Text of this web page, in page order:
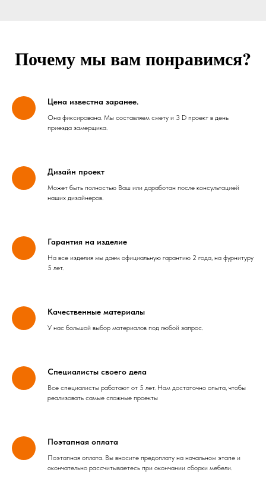
Почему мы вам понравимся?
Цена известна заранее.
Она фиксирована. Мы составляем смету и 3 D проект в день
приезда замерщика.
Дизайн проект
Может быть полностью Ваш или доработан после консультацией
наших дизайнеров.
Гарантия на изделие
На все изделия мы даем официальную гарантию 2 года, на фурнитуру
5 лет.
Качественные материалы
У нас большой выбор материалов под любой запрос.
Специалисты своего дела
Все специалисты работают от 5 лет. Нам достаточно опыта, чтобы
реализовать самые сложные проекты
Поэтапная оплата
Поэтапная оплата. Вы вносите предоплату на начальном этапе и
окончательно рассчитываетесь при окончании сборки мебели.